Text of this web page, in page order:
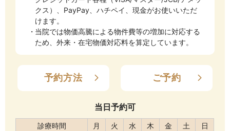
クス）、PayPay、ハチペイ、現金がお使いいただ
けます。
当院では物価高騰による物件費等の増加に対応する
ため、外来・在宅物価対応料を算定しています。
予約方法 ご予約
当日予約可
診療時間 月 火 水 木 金 土
日